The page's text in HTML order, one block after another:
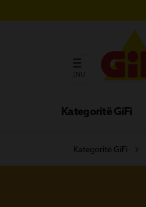
MENU
Kategoritë GiFi
Kategoritë GiFi